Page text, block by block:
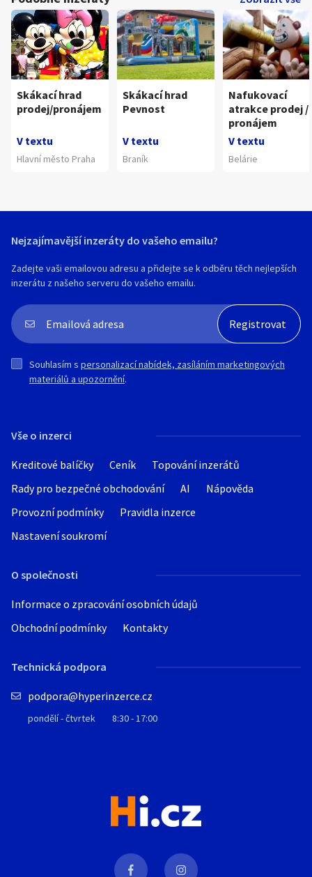
Skákací hrad
prodej/pronájem
V textu
Hlavní město Praha
Skákací hrad
Pevnost
V textu
Braník
Nafukovací
atrakce prodej /
pronájem
V textu
Belárie
Vše o inzerci
Kreditové balíčky Ceník
Topování inzerátů
Rady pro bezpečné obchodování
AI
Nápověda
Provozní podmínky
Pravidla inzerce
Nastavení soukromí
O společnosti
Informace o zpracování osobních údajů
Obchodní podmínky
Kontakty
Technická podpora
podpora@hyperinzerce.cz
pondělí - čtvrtek 8:30 - 17:00
Nejzajímavější inzeráty do vašeho emailu?
Zadejte vaši emailovou adresu a přidejte se k odběru těch nejlepších
inzerátu z našeho serveru do vašeho emailu.
Souhlasím s personalizací nabídek, zasíláním marketingových
materiálů a upozornění.